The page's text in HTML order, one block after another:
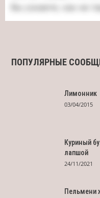
ПОПУЛЯРНЫЕ
Лимонник
03/04/2015
Куриный
лапшой
24/11/2021
Пельмени